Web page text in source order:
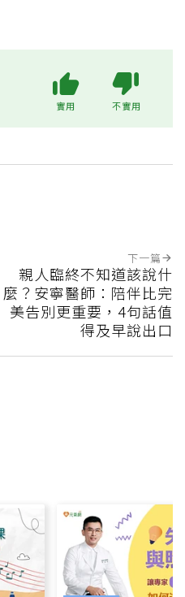
實用 不實用
下一篇
親人臨終不知道該說什
麼？安寧醫師：陪伴比完
美告別更重要，4句話值
得及早說出口